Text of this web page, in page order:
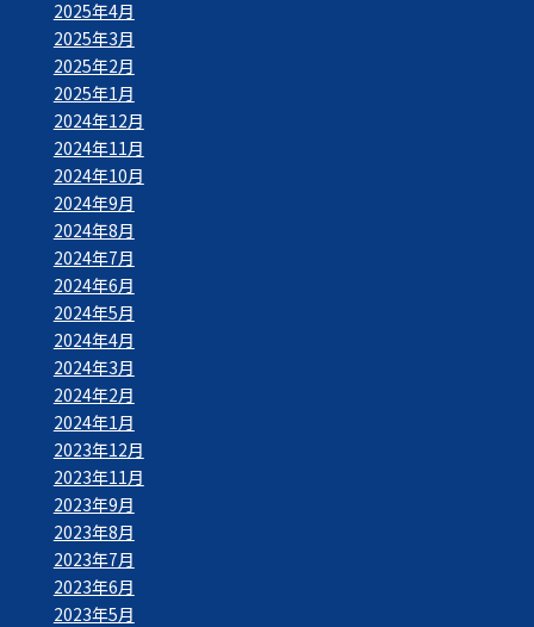
2025年4月
2025年3月
2025年2月
2025年1月
2024年12月
2024年11月
2024年10月
2024年9月
2024年8月
2024年7月
2024年6月
2024年5月
2024年4月
2024年3月
2024年2月
2024年1月
2023年12月
2023年11月
2023年9月
2023年8月
2023年7月
2023年6月
2023年5月